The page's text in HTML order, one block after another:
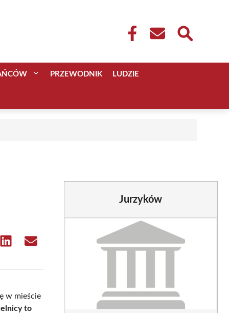
PRZEWODNIK LUDZIE
Share Share
w mieście
to
Jurzyków